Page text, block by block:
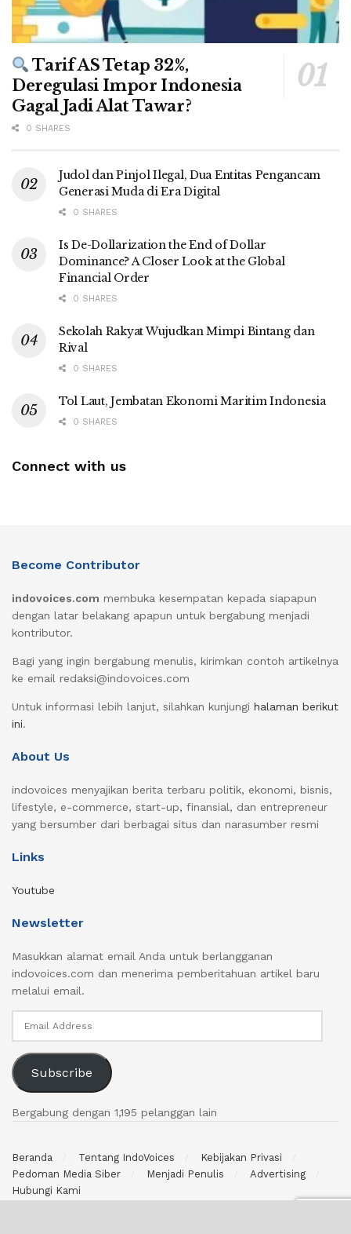
Tarif AS Tetap 32%,
Deregulasi Impor Indonesia
Gagal Jadi Alat Tawar?
0 SHARES
Judol dan Pinjol Ilegal, Dua Entitas Pengancam
Generasi Muda di Era Digital
0 SHARES
Is De-Dollarization the End of Dollar
Dominance? A Closer Look at the Global
Financial Order
0 SHARES
Sekolah Rakyat Wujudkan Mimpi Bintang dan
Rival
0 SHARES
Tol Laut, Jembatan Ekonomi Maritim Indonesia
0 SHARES
Connect with us
Become Contributor
indovoices.com membuka kesempatan kepada siapapun
dengan latar belakang apapun untuk bergabung menjadi
kontributor.
Bagi yang ingin bergabung menulis, kirimkan contoh artikelnya
ke email redaksi@indovoices.com
Untuk informasi lebih lanjut, silahkan kunjungi halaman berikut
ini.
About Us
indovoices menyajikan berita terbaru politik, ekonomi, bisnis,
lifestyle, e-commerce, start-up, finansial, dan entrepreneur
yang bersumber dari berbagai situs dan narasumber resmi
Links
Youtube
Newsletter
Masukkan alamat email Anda untuk berlangganan
indovoices.com dan menerima pemberitahuan artikel baru
melalui email.
Subscribe
Bergabung dengan 1,195 pelanggan lain
Beranda Tentang IndoVoices
Kebijakan Privasi
Pedoman Media Siber
Menjadi Penulis
Advertising
Hubungi Kami